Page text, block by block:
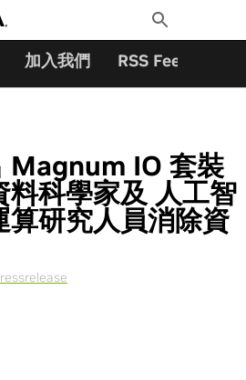
Toggle
Search
加入我們 RSS Feeds
Magnum IO 套裝
料科學家及 人工智
算研究人員消除資